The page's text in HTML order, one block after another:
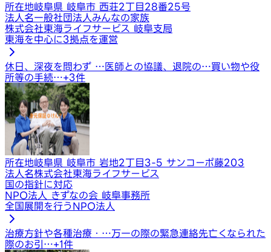
所在地岐阜県 岐阜市 西荘2丁目28番25号
法人名一般社団法人みんなの家族
株式会社東海ライフサービス 岐阜支局
東海を中心に3拠点を運営
休日、深夜を問わず …医師との協議、退院の…買い物や役
所等の手続…+3件
所在地岐阜県 岐阜市 岩地2丁目3-5 サンコーポ藤203
法人名株式会社東海ライフサービス
国の指針に対応
NPO法人 きずなの会 岐阜事務所
全国展開を行うNPO法人
治療方針や各種治療・…万一の際の緊急連絡先亡くなられた
際のお引…+1件